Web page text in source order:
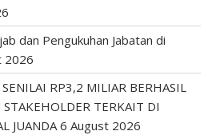
dan Pengukuhan Jabatan di
2026
RP3,2 MILIAR BERHASIL
TERKAIT DI
JUANDA 6 August 2026